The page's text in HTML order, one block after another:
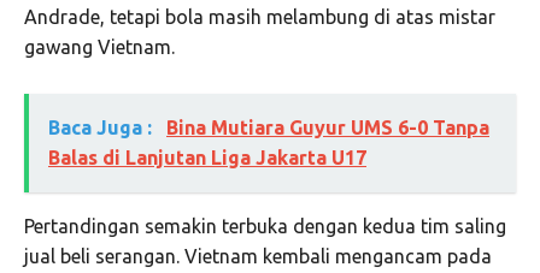
Andrade, tetapi bola masih melambung di atas mistar
gawang Vietnam.
Baca Juga :
Bina Mutiara Guyur UMS 6-0 Tanpa
Balas di Lanjutan Liga Jakarta U17
Pertandingan semakin terbuka dengan kedua tim saling
jual beli serangan. Vietnam kembali mengancam pada